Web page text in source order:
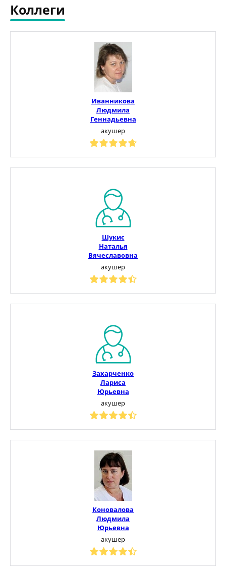
Коллеги
Иванникова
Людмила
Геннадьевна
акушер
Шукис
Наталья
Вячеславовна
акушер
Захарченко
Лариса
Юрьевна
акушер
Коновалова
Людмила
Юрьевна
акушер